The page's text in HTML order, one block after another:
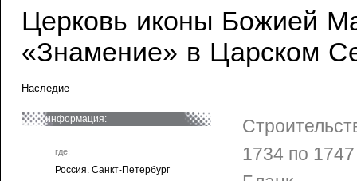
Церковь иконы Божией
«Знамение» в Царском
Наследие
информация:
где:
Россия. Санкт-Петербург
1734 по